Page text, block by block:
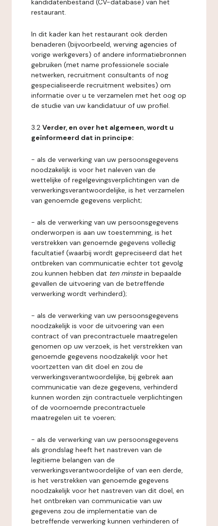
kandidatenbestand (CV-database) van het
restaurant.
In dit kader kan het restaurant ook derden
benaderen (bijvoorbeeld, werving agencies of
vorige werkgevers) of andere informatiebronnen
gebruiken (met name professionele sociale
netwerken, recruitment consultants of nog
gespecialiseerde recruitment websites) om
informatie over u te verzamelen met het oog op
de studie van uw kandidatuur of uw profiel.
3.2 Verder, en over het algemeen, wordt u
geïnformeerd dat in principe:
- als de verwerking van uw persoonsgegevens
noodzakelijk is voor het naleven van de
wettelijke of regelgevingsverplichtingen van de
verwerkingsverantwoordelijke, is het verzamelen
van genoemde gegevens verplicht;
- als de verwerking van uw persoonsgegevens
onderworpen is aan uw toestemming, is het
verstrekken van genoemde gegevens volledig
facultatief (waarbij wordt gepreciseerd dat het
ontbreken van communicatie echter tot gevolg
zou kunnen hebben dat ten minstein bepaalde
gevallen de uitvoering van de betreffende
verwerking wordt verhinderd);
- als de verwerking van uw persoonsgegevens
noodzakelijk is voor de uitvoering van een
contract of van precontractuele maatregelen
genomen op uw verzoek, is het verstrekken van
genoemde gegevens noodzakelijk voor het
voortzetten van dit doel en zou de
verwerkingsverantwoordelijke, bij gebrek aan
communicatie van deze gegevens, verhinderd
kunnen worden zijn contractuele verplichtingen
of de voornoemde precontractuele
maatregelen uit te voeren;
- als de verwerking van uw persoonsgegevens
als grondslag heeft het nastreven van de
legitieme belangen van de
verwerkingsverantwoordelijke of van een derde,
is het verstrekken van genoemde gegevens
noodzakelijk voor het nastreven van dit doel, en
het ontbreken van communicatie van uw
gegevens zou de implementatie van de
betreffende verwerking kunnen verhinderen of